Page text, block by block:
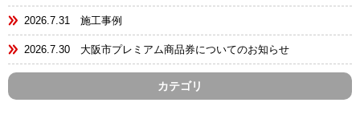
2026.7.31 施工事例
2026.7.30 大阪市プレミアム商品券についてのお知らせ
カテゴリ